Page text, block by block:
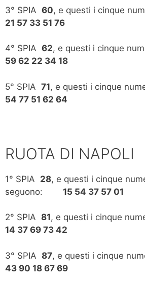
3° SPIA 60, e questi i cinque
21 57 33 51 76
4° SPIA 62, e questi i cinque
59 62 22 34 18
5° SPIA 71, e questi i cinque
54 77 51 62 64
RUOTA DI NAPOLI
1° SPIA 28, e questi i cinque
seguono: 15 54 37 57 01
2° SPIA 81, e questi i cinque
14 37 69 73 42
3° SPIA 87, e questi i cinque
43 90 18 67 69